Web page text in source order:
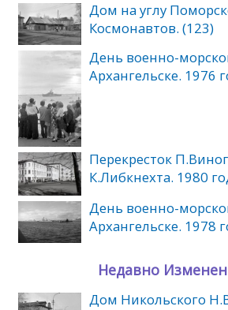
Дом на углу
Космонавтов. (123)
День военно-
Архангельске. 1976
Перекресток
К.Либкнехта. 1980
День военно-
Архангельске. 1978
Недавно
Дом Никольского